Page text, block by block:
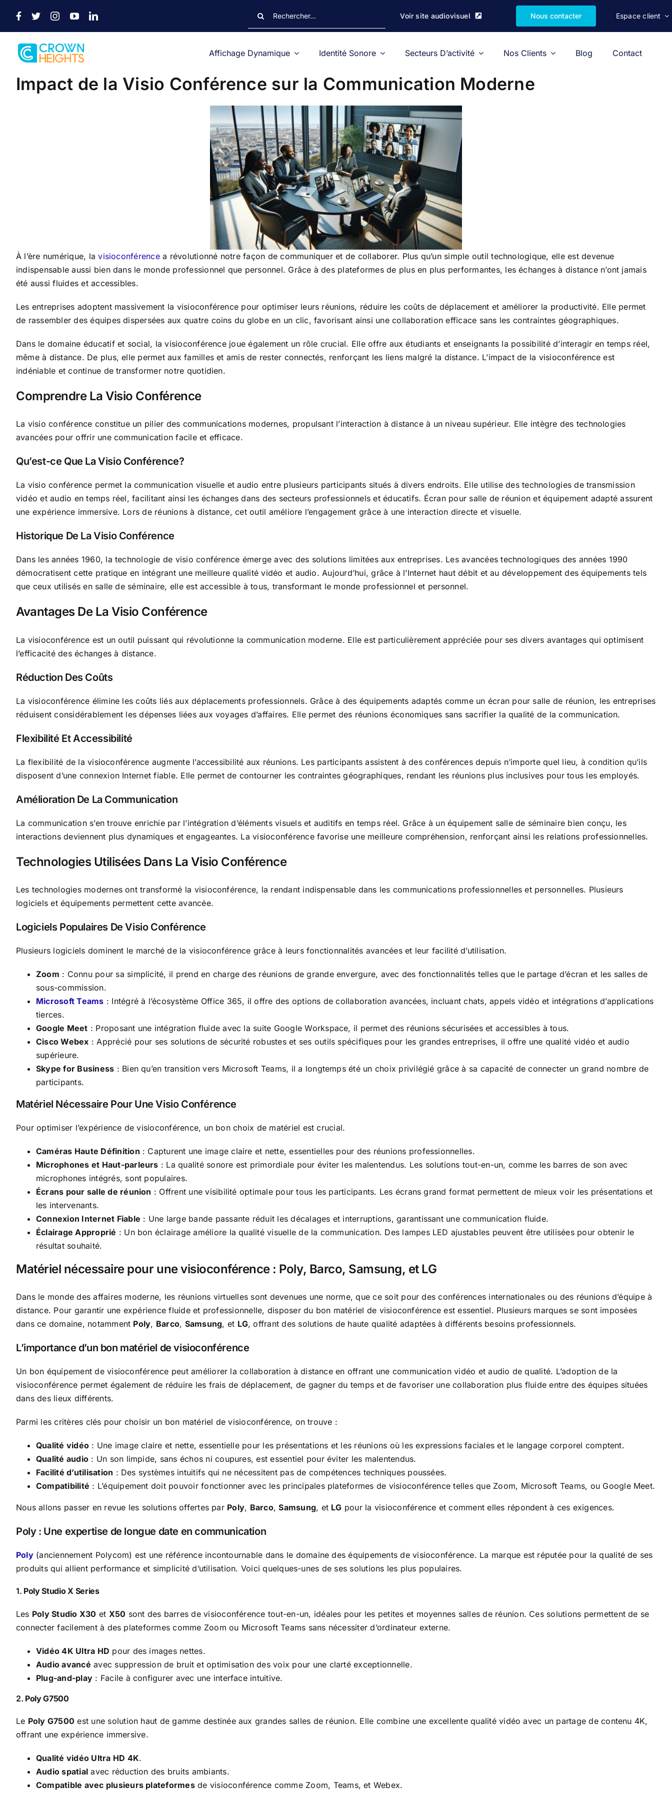
contenu
Voir site audiovisuel Nous contacter Espace client
Affichage Dynamique Identité Sonore Secteurs D’activité Nos Clients Blog Contact
Impact de la Visio Conférence sur la Communication Moderne
À l’ère numérique, lavisioconférencea révolutionné notre façon de communiquer et de collaborer. Plus qu’un simple outil technologique, elle est devenue
indispensable aussi bien dans le monde professionnel que personnel. Grâce à des plateformes de plus en plus performantes, les échanges à distance n’ont jamais
été aussi fluides et accessibles.
Les entreprises adoptent massivement la visioconférence pour optimiser leurs réunions, réduire les coûts de déplacement et améliorer la productivité. Elle permet
de rassembler des équipes dispersées aux quatre coins du globe en un clic, favorisant ainsi une collaboration efficace sans les contraintes géographiques.
Dans le domaine éducatif et social, la visioconférence joue également un rôle crucial. Elle offre aux étudiants et enseignants la possibilité d’interagir en temps réel,
même à distance. De plus, elle permet aux familles et amis de rester connectés, renforçant les liens malgré la distance. L’impact de la visioconférence est
indéniable et continue de transformer notre quotidien.
Comprendre La Visio Conférence
La visio conférence constitue un pilier des communications modernes, propulsant l’interaction à distance à un niveau supérieur. Elle intègre des technologies
avancées pour offrir une communication facile et efficace.
Qu’est-ce Que La Visio Conférence?
La visio conférence permet la communication visuelle et audio entre plusieurs participants situés à divers endroits. Elle utilise des technologies de transmission
vidéo et audio en temps réel, facilitant ainsi les échanges dans des secteurs professionnels et éducatifs. Écran pour salle de réunion et équipement adapté assurent
une expérience immersive. Lors de réunions à distance, cet outil améliore l’engagement grâce à une interaction directe et visuelle.
Historique De La Visio Conférence
Dans les années 1960, la technologie de visio conférence émerge avec des solutions limitées aux entreprises. Les avancées technologiques des années 1990
démocratisent cette pratique en intégrant une meilleure qualité vidéo et audio. Aujourd’hui, grâce à l’Internet haut débit et au développement des équipements tels
que ceux utilisés en salle de séminaire, elle est accessible à tous, transformant le monde professionnel et personnel.
Avantages De La Visio Conférence
La visioconférence est un outil puissant qui révolutionne la communication moderne. Elle est particulièrement appréciée pour ses divers avantages qui optimisent
l’efficacité des échanges à distance.
Réduction Des Coûts
La visioconférence élimine les coûts liés aux déplacements professionnels. Grâce à des équipements adaptés comme un écran pour salle de réunion, les entreprises
réduisent considérablement les dépenses liées aux voyages d’affaires. Elle permet des réunions économiques sans sacrifier la qualité de la communication.
Flexibilité Et Accessibilité
La flexibilité de la visioconférence augmente l’accessibilité aux réunions. Les participants assistent à des conférences depuis n’importe quel lieu, à condition qu’ils
disposent d’une connexion Internet fiable. Elle permet de contourner les contraintes géographiques, rendant les réunions plus inclusives pour tous les employés.
Amélioration De La Communication
La communication s’en trouve enrichie par l’intégration d’éléments visuels et auditifs en temps réel. Grâce à un équipement salle de séminaire bien conçu, les
interactions deviennent plus dynamiques et engageantes. La visioconférence favorise une meilleure compréhension, renforçant ainsi les relations professionnelles.
Technologies Utilisées Dans La Visio Conférence
Les technologies modernes ont transformé la visioconférence, la rendant indispensable dans les communications professionnelles et personnelles. Plusieurs
logiciels et équipements permettent cette avancée.
Logiciels Populaires De Visio Conférence
Plusieurs logiciels dominent le marché de la visioconférence grâce à leurs fonctionnalités avancées et leur facilité d’utilisation.
Zoom : Connu pour sa simplicité, il prend en charge des réunions de grande envergure, avec des fonctionnalités telles que le partage d’écran et les salles de
sous-commission.
Microsoft Teams : Intégré à l’écosystème Office 365, il offre des options de collaboration avancées, incluant chats, appels vidéo et intégrations d’applications
tierces.
Google Meet : Proposant une intégration fluide avec la suite Google Workspace, il permet des réunions sécurisées et accessibles à tous.
Cisco Webex : Apprécié pour ses solutions de sécurité robustes et ses outils spécifiques pour les grandes entreprises, il offre une qualité vidéo et audio
supérieure.
Skype for Business : Bien qu’en transition vers Microsoft Teams, il a longtemps été un choix privilégié grâce à sa capacité de connecter un grand nombre de
participants.
Matériel Nécessaire Pour Une Visio Conférence
Pour optimiser l’expérience de visioconférence, un bon choix de matériel est crucial.
Caméras Haute Définition : Capturent une image claire et nette, essentielles pour des réunions professionnelles.
Microphones et Haut-parleurs : La qualité sonore est primordiale pour éviter les malentendus. Les solutions tout-en-un, comme les barres de son avec
microphones intégrés, sont populaires.
Écrans pour salle de réunion : Offrent une visibilité optimale pour tous les participants. Les écrans grand format permettent de mieux voir les présentations et
les intervenants.
Connexion Internet Fiable : Une large bande passante réduit les décalages et interruptions, garantissant une communication fluide.
Éclairage Approprié : Un bon éclairage améliore la qualité visuelle de la communication. Des lampes LED ajustables peuvent être utilisées pour obtenir le
résultat souhaité.
Matériel nécessaire pour une visioconférence : Poly, Barco, Samsung, et LG
Dans le monde des affaires moderne, les réunions virtuelles sont devenues une norme, que ce soit pour des conférences internationales ou des réunions d’équipe à
distance. Pour garantir une expérience fluide et professionnelle, disposer du bon matériel de visioconférence est essentiel. Plusieurs marques se sont imposées
dans ce domaine, notamment Poly, Barco, Samsung, et LG, offrant des solutions de haute qualité adaptées à différents besoins professionnels.
L’importance d’un bon matériel de visioconférence
Un bon équipement de visioconférence peut améliorer la collaboration à distance en offrant une communication vidéo et audio de qualité. L’adoption de la
visioconférence permet également de réduire les frais de déplacement, de gagner du temps et de favoriser une collaboration plus fluide entre des équipes situées
dans des lieux différents.
Parmi les critères clés pour choisir un bon matériel de visioconférence, on trouve :
Qualité vidéo : Une image claire et nette, essentielle pour les présentations et les réunions où les expressions faciales et le langage corporel comptent.
Qualité audio : Un son limpide, sans échos ni coupures, est essentiel pour éviter les malentendus.
Facilité d’utilisation : Des systèmes intuitifs qui ne nécessitent pas de compétences techniques poussées.
Compatibilité : L’équipement doit pouvoir fonctionner avec les principales plateformes de visioconférence telles que Zoom, Microsoft Teams, ou Google Meet.
Nous allons passer en revue les solutions offertes par Poly, Barco,Samsung, et LG pour la visioconférence et comment elles répondent à ces exigences.
Poly : Une expertise de longue date en communication
Poly (anciennement Polycom) est une référence incontournable dans le domaine des équipements de visioconférence. La marque est réputée pour la qualité de ses
produits qui allient performance et simplicité d’utilisation. Voici quelques-unes de ses solutions les plus populaires.
1. Poly Studio X Series
Les Poly Studio X30 et X50 sont des barres de visioconférence tout-en-un, idéales pour les petites et moyennes salles de réunion. Ces solutions permettent de se
connecter facilement à des plateformes comme Zoom ou Microsoft Teams sans nécessiter d’ordinateur externe.
Vidéo 4K Ultra HD pour des images nettes.
Audio avancé avec suppression de bruit et optimisation des voix pour une clarté exceptionnelle.
Plug-and-play : Facile à configurer avec une interface intuitive.
2. Poly G7500
Le Poly G7500 est une solution haut de gamme destinée aux grandes salles de réunion. Elle combine une excellente qualité vidéo avec un partage de contenu 4K,
offrant une expérience immersive.
Qualité vidéo Ultra HD 4K.
Audio spatial avec réduction des bruits ambiants.
Compatible avec plusieurs plateformesde visioconférence comme Zoom, Teams, et Webex.